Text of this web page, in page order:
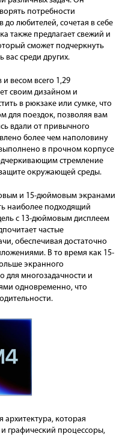
потребности
до любителей, сочетая в себе
также предлагает свежий и
сможет подчеркнуть
вас среди других.
весом всего 1,29
своим дизайном и
в рюкзаке или сумке, что
для поездок, позволяя вам
вдали от привычного
более чем наполовину
в прочном корпусе
стремление
окружающей среды.
и 15-дюймовым экранами
наиболее подходящий
с 13-дюймовым дисплеем
частые
обеспечивая достаточно
В то время как 15-
экранного
для многозадачности и
одновременно, что
которая
графический процессоры,